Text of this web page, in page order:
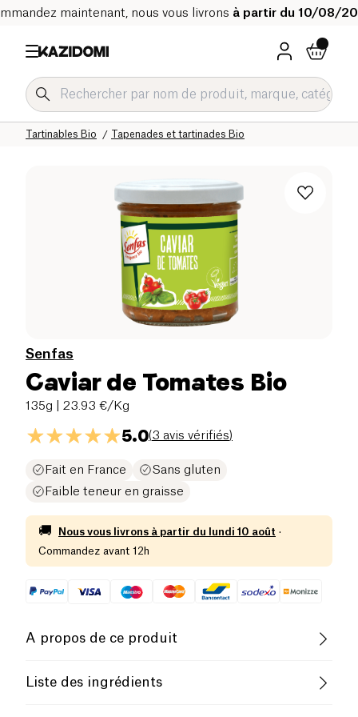
maintenant, nous vous livrons à partir du 10/08/
Tapenades et tartinades Bio
Tartinables Bio
Snacks salés et apéritifs Bio
Epicerie salée Bio
Accueil
Senfas
Caviar de Tomates Bio
135g | 23.93 €/Kg
5.0(3 avis vérifiés)
Fait en France
Sans gluten
Faible teneur en graisse
🚚 Nous vous livrons à partir du lundi 10 août ·
Commandez avant 12h
A propos de ce produit
Vegan Sans gluten (ingrédients)
Liste des ingrédients